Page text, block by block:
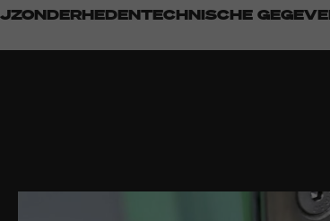
TECHNISCHE